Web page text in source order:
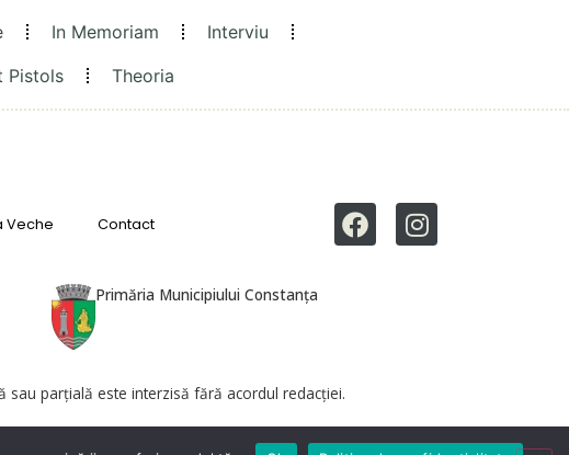
In Memoriam
Interviu
Pistols Theoria
Veche Contact
Primăria Municipiului Constanța
parțială este interzisă fără acordul redacției.